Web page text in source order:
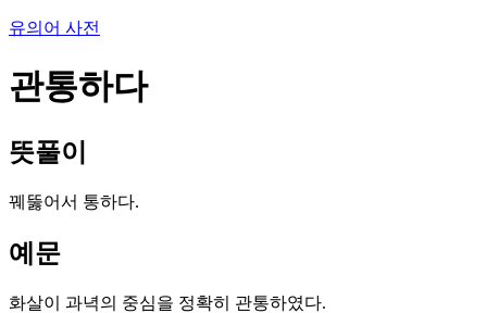
유의어 사전
관통하다
뜻풀이
꿰뚫어서 통하다.
예문
화살이 과녁의 중심을 정확히 관통하였다.